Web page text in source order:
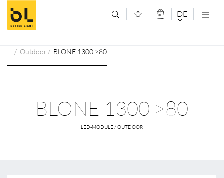
Zum Inhalt springen (Alt+0)
Zum Hauptmenü springen (Alt+1) DE
Outdoor BLONE 1300 >80
BLONE 1300 >80
LED-MODULE / OUTDOOR